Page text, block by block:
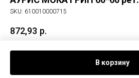
SKU: 610010000715
872,93 р.
В корзину
Керам. гранит АУРИС МОКА ГРИП 60*60 рет.